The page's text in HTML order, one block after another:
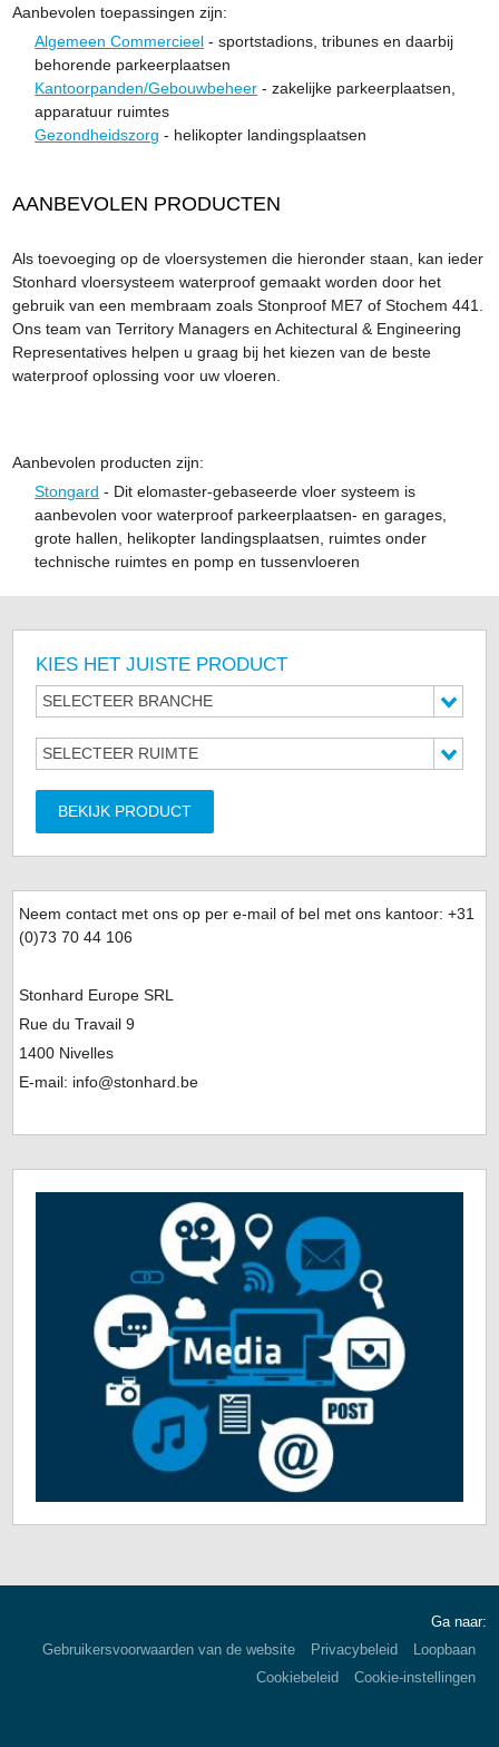
Aanbevolen toepassingen zijn:
Algemeen Commercieel - sportstadions, tribunes en daarbij
behorende parkeerplaatsen
Kantoorpanden/Gebouwbeheer - zakelijke parkeerplaatsen,
apparatuur ruimtes
Gezondheidszorg - helikopter landingsplaatsen
AANBEVOLEN PRODUCTEN
Als toevoeging op de vloersystemen die hieronder staan, kan ieder
Stonhard vloersysteem waterproof gemaakt worden door het
gebruik van een membraam zoals Stonproof ME7 of Stochem 441.
Ons team van Territory Managers en Achitectural & Engineering
Representatives helpen u graag bij het kiezen van de beste
waterproof oplossing voor uw vloeren.
Aanbevolen producten zijn:
Stongard - Dit elomaster-gebaseerde vloer systeem is
aanbevolen voor waterproof parkeerplaatsen- en garages,
grote hallen, helikopter landingsplaatsen, ruimtes onder
technische ruimtes en pomp en tussenvloeren
KIES HET JUISTE PRODUCT
SELECTEER BRANCHE
SELECTEER RUIMTE
BEKIJK PRODUCT
Neem contact met ons op per e-mail of bel met ons kantoor: +31
(0)73 70 44 106
Stonhard Europe SRL
Rue du Travail 9
1400 Nivelles
E-mail: info@stonhard.be
Ga naar:
Gebruikersvoorwaarden van de website
Privacybeleid
Loopbaan
Cookiebeleid
Cookie-instellingen